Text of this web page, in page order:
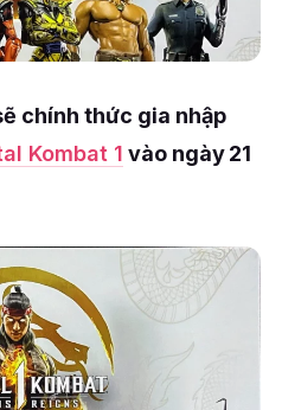
chính thức gia nhập
Kombat 1 vào ngày 21